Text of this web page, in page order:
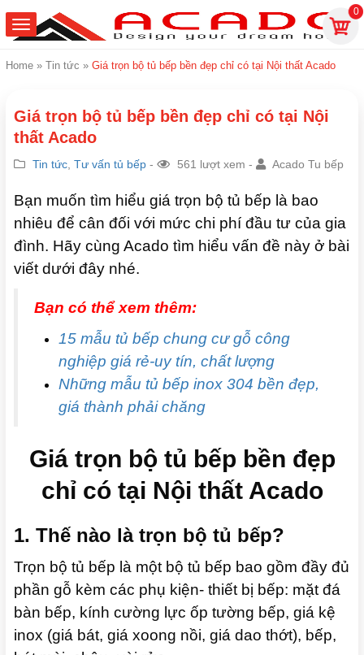
0
Home » Tin tức » Giá trọn bộ tủ bếp bền đẹp chỉ có tại Nội thất Acado
Giá trọn bộ tủ bếp bền đẹp chỉ có tại Nội
thất Acado
Tin tức Tư vấn tủ bếp - 561 lượt xem - Acado Tu bếp
Bạn muốn tìm hiểu giá trọn bộ tủ bếp là bao
nhiêu để cân đối với mức chi phí đầu tư của gia
đình. Hãy cùng Acado tìm hiểu vấn đề này ở bài
viết dưới đây nhé.
Bạn có thể xem thêm:
15 mẫu tủ bếp chung cư gỗ công
nghiệp giá rẻ-uy tín, chất lượng
Những mẫu tủ bếp inox 304 bền đẹp,
giá thành phải chăng
Giá trọn bộ tủ bếp bền đẹp
chỉ có tại Nội thất Acado
1. Thế nào là trọn bộ tủ bếp?
Trọn bộ tủ bếp là một bộ tủ bếp bao gồm đầy đủ
phần gỗ kèm các phụ kiện- thiết bị bếp: mặt đá
bàn bếp, kính cường lực ốp tường bếp, giá kệ
inox (giá bát, giá xoong nồi, giá dao thớt), bếp,